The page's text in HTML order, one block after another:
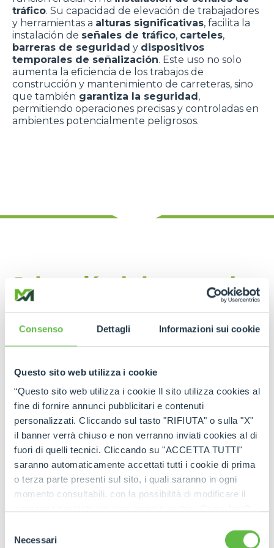
Consenso Dettagli Informazioni sui cookie
Questo sito web utilizza i cookie
“Questo sito web utilizza i cookie Il sito utilizza cookies al
fine di fornire annunci pubblicitari e contenuti
personalizzati. Cliccando sul tasto "RIFIUTA" o sulla "X"
il banner verrà chiuso e non verranno inviati cookies al di
fuori di quelli tecnici. Cliccando su "ACCETTA TUTTI"
saranno automaticamente accettati tutti i cookie di prima
o terza parte presenti sul sito, i quali saranno in ogni
momento consultabili, con la possibilità di modificare il
ogni pagina, selezionare "Modifichi il suo consenso" e
delNecessari
tráfico. Su capacidad de elevación de trabajadores
y herramientas a alturas significativas, facilita la
instalación de señales de tráfico, carteles,
barreras de seguridad y dispositivos
temporales de señalización. Este uso no solo
aumenta la eficiencia de los trabajos de
construcción y mantenimiento de carreteras, sino
que también garantiza la seguridad,
permitiendo operaciones precisas y controladas en
ambientes potencialmente peligrosos.
Colocación de barreras de
seguridad
En las obras de carretera, los
manipuladores
telescópicosson fundamentales para la
barandillas. Estas maquinarias ofrecen la precisión
necesaria para colocar estas estructuras a los lados
de las carreteras, contribuyendo de manera
significativa ala seguridad de los trabajadores
a la protección delos vehículos en circulación.
Su capacidad de manipular cargas pesadas con
agilidad permite instalar las barreras rápidamente,
minimizando los riesgos y garantizando la
continuidad de la seguridad en la obra.